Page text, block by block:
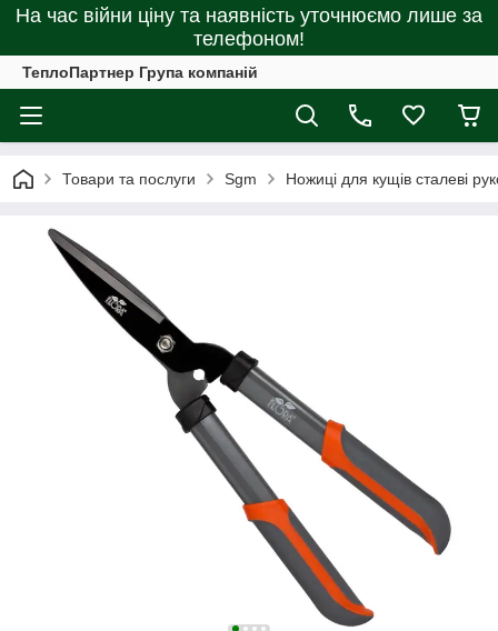
На час війни ціну та наявність уточнюємо лише за
телефоном!
ТеплоПартнер Група компаній
Товари та послуги Sgm Ножиці для кущів сталеві